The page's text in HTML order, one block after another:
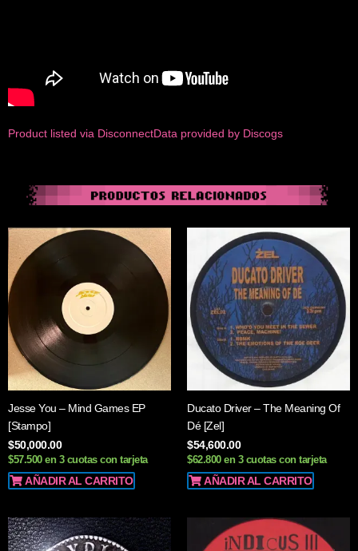
Product listed via DisconnectData provided by Discogs
Jesse You – Mind Games EP
[Stampo]
$50,000.00
$57.500 en 3 cuotas con tarjeta
AÑADIR AL CARRITO
Ducato Driver – The Meaning Of
Dé [Zel]
$54,600.00
$62.800 en 3 cuotas con tarjeta
AÑADIR AL CARRITO